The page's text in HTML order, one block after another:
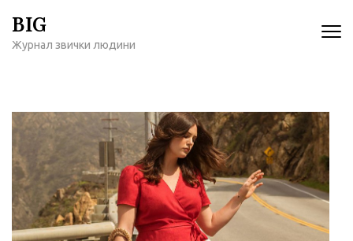
содержимому
BIG
Журнал звички людини